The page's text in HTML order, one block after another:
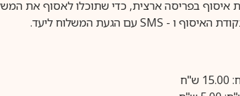
איסוף בפריסה ארצית, כדי שתוכלו לאסוף את
האיסוף ו - SMSעם הגעת המשלוח ליעד.